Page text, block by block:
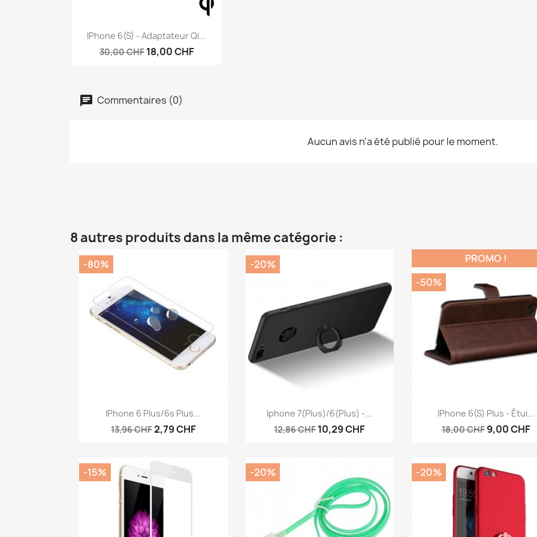
Aperçu rapide
IPhone 6(S) - Adaptateur Qi...
30,00 CHF 18,00 CHF
Commentaires (0)
Aucun avis n'a été publié pour le moment.
8 autres produits dans la même catégorie :
Aperçu rapide
IPhone 6 Plus/6s Plus...
13,96 CHF2,79 CHF
-80%
Aperçu rapide
Iphone 7(plus)/6(plus) -...
12,86 CHF10,29 CHF
-20%
Aperçu rapide
IPhone 6(s) Plus - Étui...
18,00 CHF 9,00 CHF
PROMO !
-50%
-15% -20% -20%